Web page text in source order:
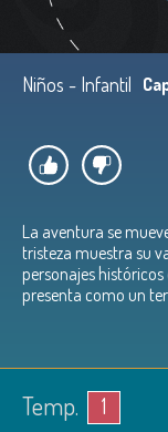
Niños - Infantil
La aventura se
tristeza muestra su
personajes
presenta como un
Temp. 1